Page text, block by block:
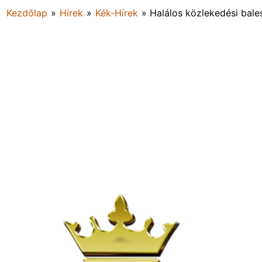
Kezdőlap » Hírek » Kék-Hírek » Halálos közlekedési